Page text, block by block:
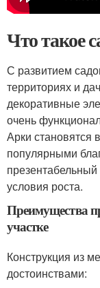
Что такое
С развитием
территориях и
декоративные
очень
Арки становятся
популярными
условия роста.
Преимущества
участке
Конструкция из
достоинствами: